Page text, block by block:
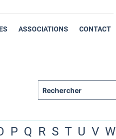
ASSOCIATIONS CONTACT
P Q R S T U V W